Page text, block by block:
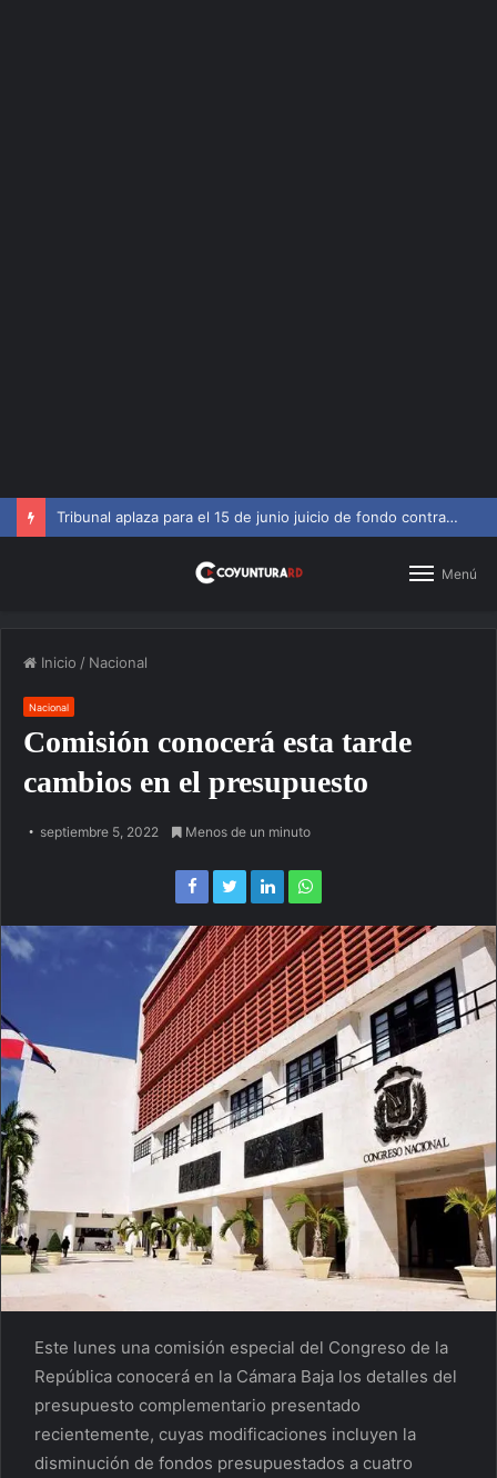
Tribunal aplaza para el 15 de junio juicio de fondo contra Jean Alain
Menú
Inicio / Nacional
Nacional
Comisión conocerá esta tarde
cambios en el presupuesto
septiembre 5, 2022 Menos de un minuto
Este lunes una comisión especial del Congreso de la
República conocerá en la Cámara Baja los detalles del
presupuesto complementario presentado
recientemente, cuyas modificaciones incluyen la
disminución de fondos presupuestados a cuatro